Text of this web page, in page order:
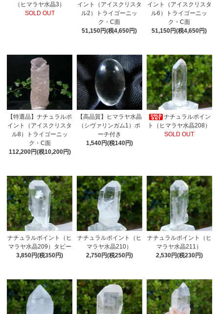
（ヒマラヤ水晶3）
SOLD OUT
イント（アイスクリスタ
ル2）トライゴーニッ
ク・C面
51,150円(税4,650円)
イント（アイスクリスタ
ル6）トライゴーニッ
ク・C面
51,150円(税4,650円)
【特選品】ナチュラルポ
イント（アイスクリスタ
ル8）トライゴーニッ
ク・C面
112,200円(税10,200円)
【高品質】ヒマラヤ水晶
（シヴァリンガム1）ポ
ーチ付き
1,540円(税140円)
ナチュラルポイン
ト（ヒマラヤ水晶208）
SOLD OUT
ナチュラルポイント（ヒ
マラヤ水晶209）タビー
3,850円(税350円)
ナチュラルポイント（ヒ
マラヤ水晶210）
2,750円(税250円)
ナチュラルポイント（ヒ
マラヤ水晶211）
2,530円(税230円)